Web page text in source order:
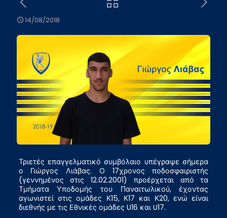
14/08/2018
Τριετές επαγγελματικό συμβόλαιο υπέγραψε σήμερα
ο Γιώργος Λιάβας. Ο 17χρονος ποδοσφαιριστής
(γεννημένος στις 12.02.2001) προέρχεται από τα
Τμήματα Υποδομής του Παναιτωλικού, έχοντας
αγωνιστεί στις ομάδες Κ15, Κ17 και Κ20, ενώ είναι
διεθνής με τις Εθνικές ομάδες U16 και U17.